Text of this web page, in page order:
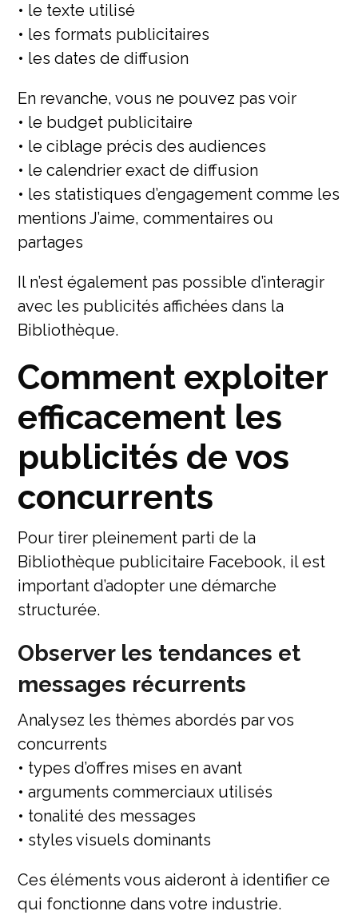
• le texte utilisé
• les formats publicitaires
• les dates de diffusion
En revanche, vous ne pouvez pas voir
• le budget publicitaire
• le ciblage précis des audiences
• le calendrier exact de diffusion
• les statistiques d’engagement comme les
mentions J’aime, commentaires ou
partages
Il n’est également pas possible d’interagir
avec les publicités affichées dans la
Bibliothèque.
Comment exploiter
efficacement les
publicités de vos
concurrents
Pour tirer pleinement parti de la
Bibliothèque publicitaire Facebook, il est
important d’adopter une démarche
structurée.
Observer les tendances et
messages récurrents
Analysez les thèmes abordés par vos
concurrents
• types d’offres mises en avant
• arguments commerciaux utilisés
• tonalité des messages
• styles visuels dominants
Ces éléments vous aideront à identifier ce
qui fonctionne dans votre industrie.